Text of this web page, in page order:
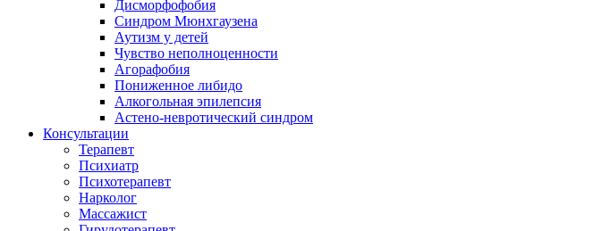
Дисморфофобия
Синдром Мюнхгаузена
Аутизм у детей
Чувство неполноценности
Агорафобия
Пониженное либидо
Алкогольная эпилепсия
Астено-невротический синдром
Консультации
Терапевт
Психиатр
Психотерапевт
Нарколог
Массажист